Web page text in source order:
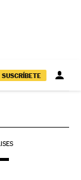
SUSCRÍBETE